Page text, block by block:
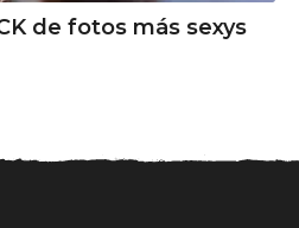
de fotos más sexys